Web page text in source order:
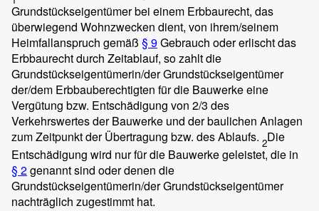
Grundstückseigentümer bei einem Erbbaurecht, das
überwiegend Wohnzwecken dient, von ihrem/seinem
Heimfallanspruch gemäß § 9Gebrauch oder erlischt das
Erbbaurecht durch Zeitablauf, so zahlt die
Grundstückseigentümerin/der Grundstückseigentümer
der/dem Erbbauberechtigten für die Bauwerke eine
Vergütung bzw. Entschädigung von 2/3 des
Verkehrswertes der Bauwerke und der baulichen Anlagen
zum Zeitpunkt der Übertragung bzw. des Ablaufs. 2Die
Entschädigung wird nur für die Bauwerke geleistet, die in
§ 2genannt sind oder denen die
Grundstückseigentümerin/der Grundstückseigentümer
nachträglich zugestimmt hat.